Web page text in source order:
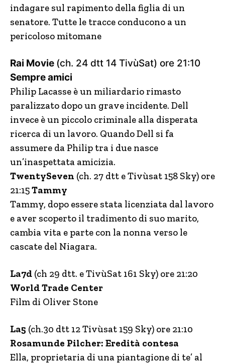
indagare sul rapimento della figlia di un
senatore. Tutte le tracce conducono a un
pericoloso mitomane
Rai Movie (ch. 24 dtt 14 TivùSat) ore 21:10
Sempre amici
Philip Lacasse è un miliardario rimasto
paralizzato dopo un grave incidente. Dell
invece è un piccolo criminale alla disperata
ricerca di un lavoro. Quando Dell si fa
assumere da Philip tra i due nasce
un’inaspettata amicizia.
TwentySeven (ch. 27 dtt e Tivùsat 158 Sky) ore
21:15Tammy
Tammy, dopo essere stata licenziata dal lavoro
e aver scoperto il tradimento di suo marito,
cambia vita e parte con la nonna verso le
cascate del Niagara.
La7d (ch 29 dtt. e TivùSat 161 Sky) ore 21:20
World Trade Center
Film di Oliver Stone
La5 (ch.30 dtt 12 Tivùsat 159 Sky) ore 21:10
Rosamunde Pilcher: Eredità contesa
Ella, proprietaria di una piantagione di te’ al